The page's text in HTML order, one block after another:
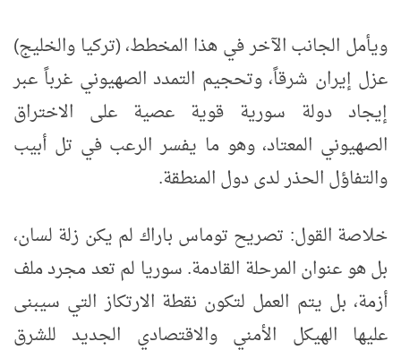
ويأمل الجانب الآخر في هذا المخطط، (تركيا والخليج)
عزل إيران شرقاً، وتحجيم التمدد الصهيوني غرباً عبر
إيجاد دولة سورية قوية عصية على الاختراق
الصهيوني المعتاد، وهو ما يفسر الرعب في تل أبيب
والتفاؤل الحذر لدى دولالمنطقة.
خلاصة القول: تصريح توماس باراك لم يكن زلة لسان،
بل هو عنوان المرحلة القادمة. سوريا لم تعد مجرد ملف
أزمة، بل يتم العمل لتكون نقطة الارتكاز التي سيبنى
عليها الهيكل الأمني والاقتصادي الجديد للشرق